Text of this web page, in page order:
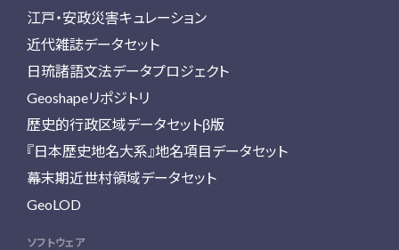
江戸・安政災害キュレーション
近代雑誌データセット
日琉諸語文法データプロジェクト
Geoshapeリポジトリ
歴史的行政区域データセットβ版
『日本歴史地名大系』地名項目データセット
幕末期近世村領域データセット
GeoLOD
ソフトウェア